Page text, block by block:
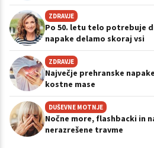
ZDRAVJE
Po 50. letu telo potrebuje
napake delamo skoraj vsi
ZDRAVJE
Največje prehranske
kostne mase
DUŠEVNE MOTNJE
Nočne more, flashbacki in
nerazrešene travme